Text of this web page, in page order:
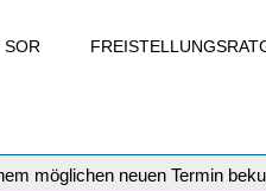
SOR
möglichen neuen Termin